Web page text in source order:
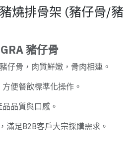
燒排骨架 (豬仔骨/豬
豬仔骨
仔骨，肉質鮮嫩，骨肉相連。
便餐飲標準化操作。
品質與口感。
滿足B2B客戶大宗採購需求。